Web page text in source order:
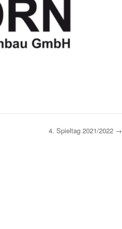
4. Spieltag 2021/2022 →